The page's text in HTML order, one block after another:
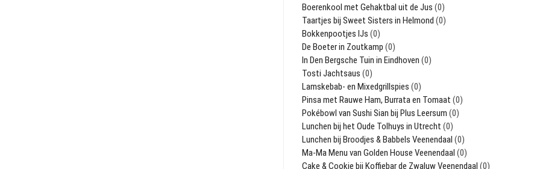
Boerenkool met Gehaktbal uit de Jus (0)
Taartjes bij Sweet Sisters in Helmond (0)
Bokkenpootjes IJs (0)
De Boeter in Zoutkamp (0)
In Den Bergsche Tuin in Eindhoven (0)
Tosti Jachtsaus (0)
Lamskebab- en Mixedgrillspies (0)
Pinsa met Rauwe Ham, Burrata en Tomaat (0)
Pokébowl van Sushi Sian bij Plus Leersum (0)
Lunchen bij het Oude Tolhuys in Utrecht (0)
Lunchen bij Broodjes & Babbels Veenendaal (0)
Ma-Ma Menu van Golden House Veenendaal (0)
Cake & Cookie bij Koffiebar de Zwaluw Veenendaal (0)